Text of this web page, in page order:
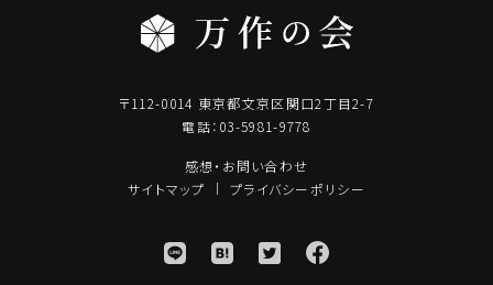
〒112-0014 東京都文京区関口2丁目2-7
電話：03-5981-9778
感想・お問い合わせ
サイトマップ
プライバシーポリシー